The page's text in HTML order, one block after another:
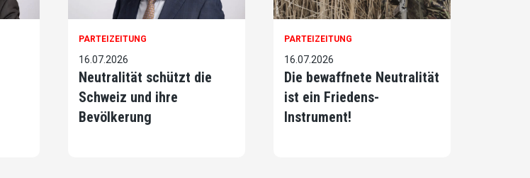
PARTEIZEITUNG
16.07.2026
Neutralität schützt die
Schweiz und ihre
Bevölkerung
PARTEIZEITUNG
16.07.2026
Die bewaffnete Neutralität
ist ein Friedens-
Instrument!